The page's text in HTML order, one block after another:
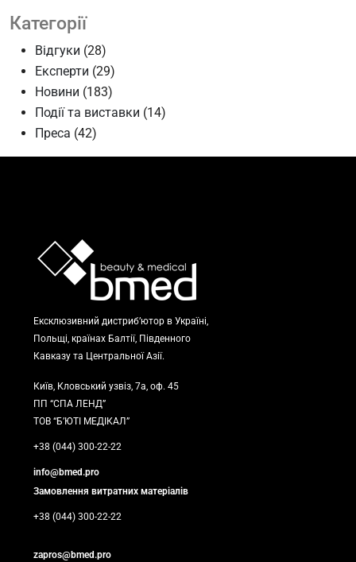
Категорії
Відгуки (28)
Експерти (29)
Новини (183)
Події та виставки (14)
Преса (42)
Ексклюзивний дистриб’ютор в Україні,
Польщі, країнах Балтії, Південного
Кавказу та Центральної Азії.
Київ, Кловський узвіз, 7а, оф. 45
ПП “СПА ЛЕНД”
ТОВ “Б’ЮТІ МЕДІКАЛ”
+38 (044) 300-22-22
info@bmed.pro
Замовлення витратних матеріалів
+38 (044) 300-22-22
zapros@bmed.pro